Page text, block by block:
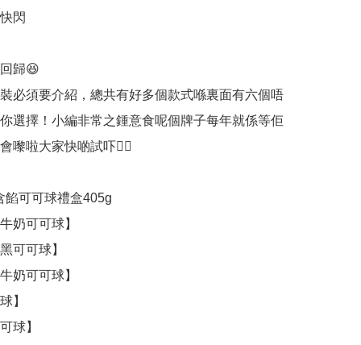
閃
歸😆
必須要介紹，總共有好多個款式喺裏面有六個唔
選擇！小編非常之鍾意食呢個牌子每年就係等佢
嚟啦大家快啲試吓👍🏻
餡可可球禮盒405g
奶可可球】
可可球】
奶可可球】
】
球】